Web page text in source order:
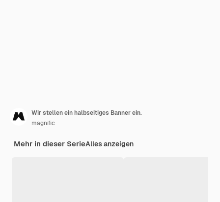
Wir stellen ein halbseitiges Banner ein.
magnific
Mehr in dieser SerieAlles anzeigen